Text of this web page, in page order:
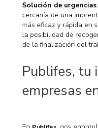
Solución de urgencias
cercanía de una
más eficaz y rápida en
la posibilidad de
de la finalización del
Publifes, tu
empresas